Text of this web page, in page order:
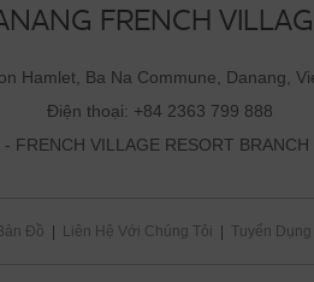
FRENCH
Hamlet, Ba Na Commune, Danang,
Điện thoại: +84 2363 799 888
FRENCH VILLAGE RESORT
Đồ Liên Hệ Với Chúng Tôi Tuyển Dụng